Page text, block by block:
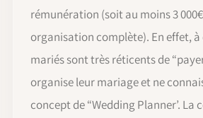
rémunération (soit au moins 3
organisation complète). En effet,
mariés sont très réticents de
organise leur mariage et ne
concept de “Wedding Planner’.